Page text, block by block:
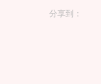
分享到：